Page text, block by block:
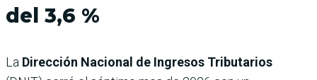
del 3,6 %
La Dirección Nacional de Ingresos Tributarios